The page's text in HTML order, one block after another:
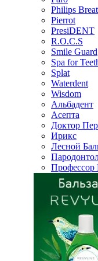
Philips
Pierrot
PresiDENT
R.O.C.S
Smile Guard
Spa for
Splat
Waterdent
Wisdom
Альбадент
Асепта
Доктор
Ирикс
Лесной
Профессор